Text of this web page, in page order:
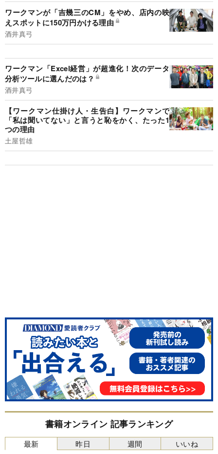
ワークマンが「吉幾三のCM」をやめ、店内の映
えスポットに150万円かける理由
酒井真弓
ワークマン「Excel経営」が超進化！次のデータ
分析ツールに選んだのは？
酒井真弓
【ワークマン仕掛け人・生告白】ワークマンで
「私は聞いてない」と言うと恥をかく、たった1
つの理由
土屋哲雄
書籍オンライン 記事ランキング
最新 昨日 週間 いいね